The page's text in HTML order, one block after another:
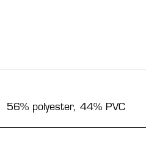
56% polyester, 44% PVC